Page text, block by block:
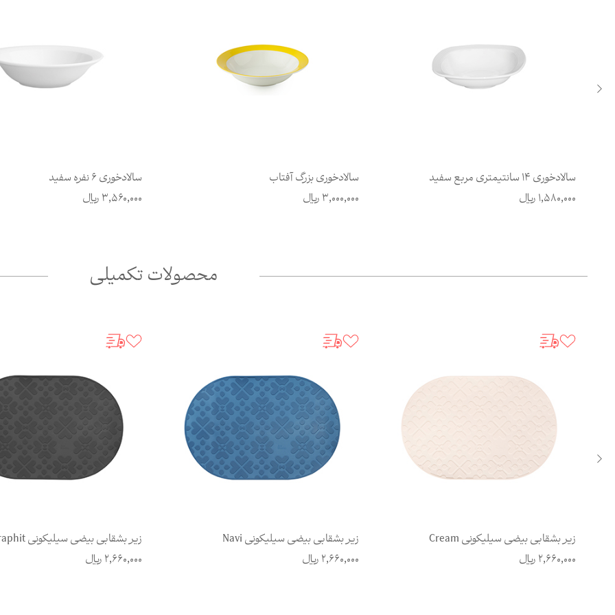
سالادخوری 14 سانتیمتری مربع سفید
1,580,000ریال
سالادخوری بزرگ آفتاب
3,000,000ریال
سالادخوری 6 نفره سفید
3,560,000ریال
محصولات تکمیلی
زیر بشقابی بیضی سیلیکونی Cream
2,660,000ریال
زیر بشقابی بیضی سیلیکونی Navi
2,660,000ریال
زیر بشقابی بیضی سیلیکونی Graphit
2,660,000ریال